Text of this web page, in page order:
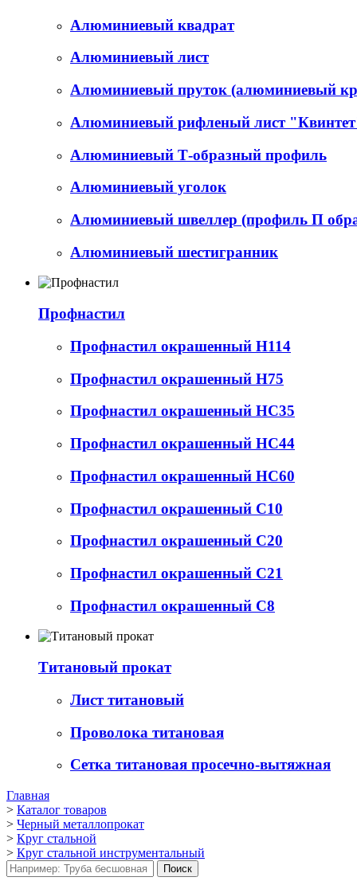
Алюминиевый квадрат
Алюминиевый лист
Алюминиевый пруток (алюминиевый
Алюминиевый рифленый лист
Алюминиевый Т-образный профиль
Алюминиевый уголок
Алюминиевый швеллер (профиль П
Алюминиевый шестигранник
Профнастил
Профнастил окрашенный Н114
Профнастил окрашенный Н75
Профнастил окрашенный НС35
Профнастил окрашенный НС44
Профнастил окрашенный НС60
Профнастил окрашенный С10
Профнастил окрашенный С20
Профнастил окрашенный С21
Профнастил окрашенный С8
Титановый прокат
Лист титановый
Проволока титановая
Сетка титановая просечно-вытяжная
Главная
> Каталог товаров
> Черный металлопрокат
> Круг стальной
> Круг стальной инструментальный